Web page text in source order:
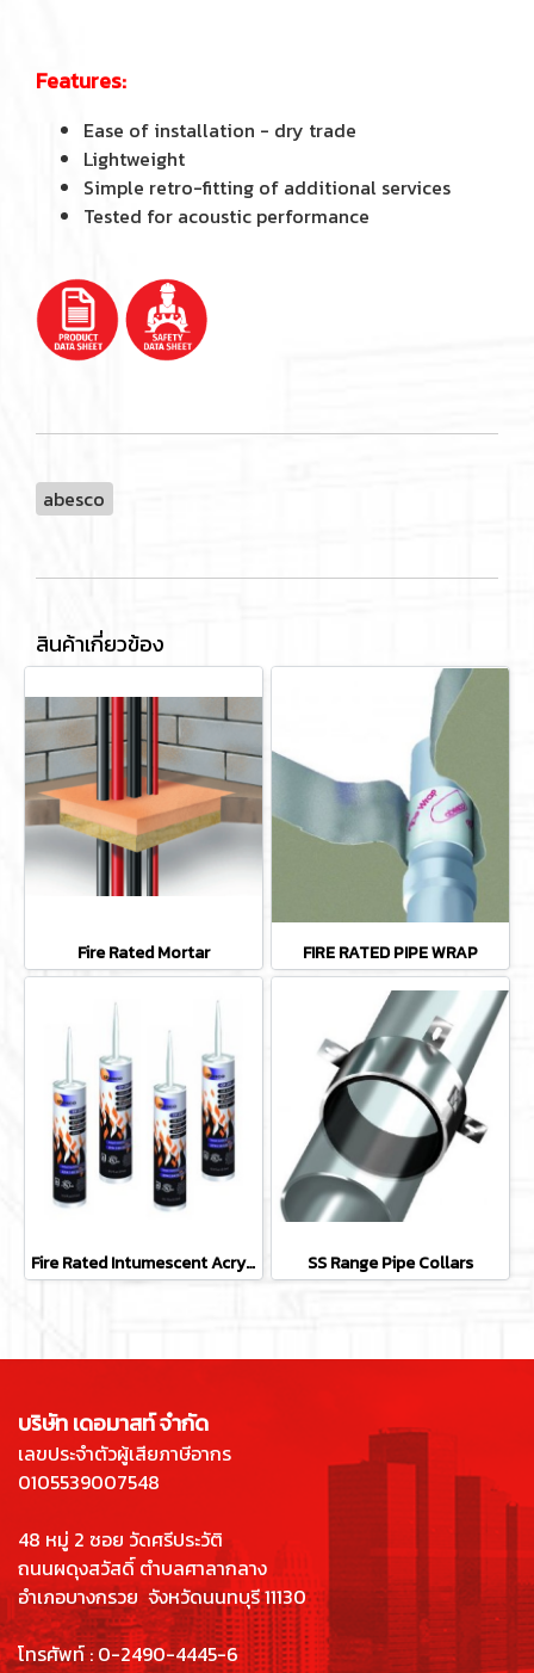
Features:
Ease of installation - dry trade
Lightweight
Simple retro-fitting of additional services
Tested for acoustic performance
abesco
สินค้าเกี่ยวข้อง
Fire Rated Mortar FIRE RATED PIPE WRAP
Fire Rated Intumescent Acrylic Mastic SS Range Pipe Collars
บริษัท เดอมาสท์ จำกัด
เลขประจำตัวผู้เสียภาษีอากร
0105539007548
48 หมู่ 2 ซอย วัดศรีประวัติ
ถนนผดุงสวัสดิ์ตำบลศาลากลาง
อำเภอบางกรวย จังหวัดนนทบุรี 11130
โทรศัพท์ : 0-2490-4445-6